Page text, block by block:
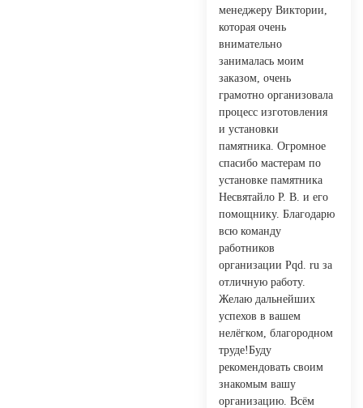
менеджеру Виктории,
которая очень
внимательно
занималась моим
заказом, очень
грамотно организовала
процесс изготовления
и установки
памятника. Огромное
спасибо мастерам по
установке памятника
Несвятайло Р. В. и его
помощнику. Благодарю
всю команду
работников
организации Pqd. ru за
отличную работу.
Желаю дальнейших
успехов в вашем
нелёгком, благородном
труде!Буду
рекомендовать своим
знакомым вашу
организацию. Всём